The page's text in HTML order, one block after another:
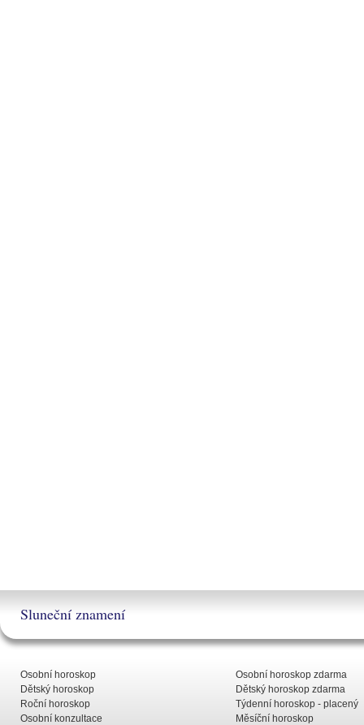
Sluneční znamení
Osobní horoskop
Dětský horoskop
Roční horoskop
Osobní konzultace
Osobní horoskop zdarma
Dětský horoskop zdarma
Týdenní horoskop - placený
Měsíční horoskop